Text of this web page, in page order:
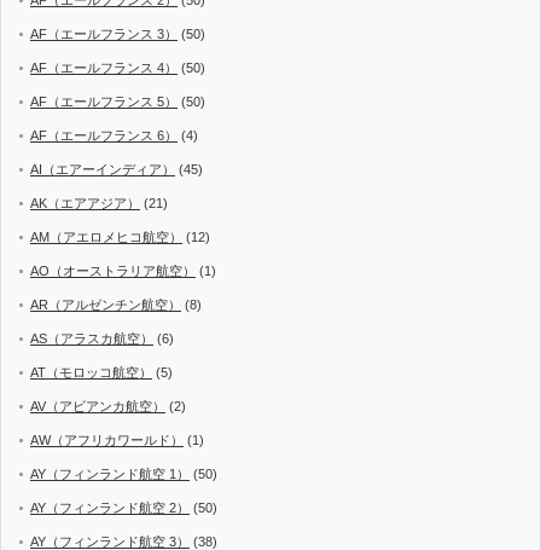
AF（エールフランス 3） (50)
AF（エールフランス 4） (50)
AF（エールフランス 5） (50)
AF（エールフランス 6） (4)
AI（エアーインディア） (45)
AK（エアアジア） (21)
AM（アエロメヒコ航空） (12)
AO（オーストラリア航空） (1)
AR（アルゼンチン航空） (8)
AS（アラスカ航空） (6)
AT（モロッコ航空） (5)
AV（アビアンカ航空） (2)
AW（アフリカワールド） (1)
AY（フィンランド航空 1） (50)
AY（フィンランド航空 2） (50)
AY（フィンランド航空 3） (38)